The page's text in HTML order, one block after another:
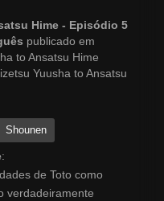
Hime - Episódio 5
publicado em
to Ansatsu Hime
Yuusha to Ansatsu
Shounen
:
de Toto como
verdadeiramente